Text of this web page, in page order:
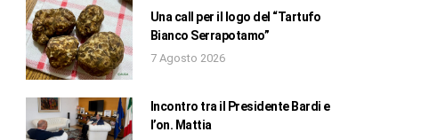
Una call per il logo del “Tartufo
Bianco Serrapotamo”
7 Agosto 2026
Incontro tra il Presidente Bardi e
l’on. Mattia